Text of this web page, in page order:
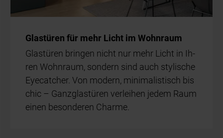
Glas­tü­ren für mehr Licht im Wohn­raum
Glas­tü­ren brin­gen nicht nur mehr Licht in Ih­
ren Wohn­raum, son­dern sind auch sty­li­sche
Eye­cat­cher. Von mo­dern, mi­ni­ma­lis­tisch bis
chic – Ganz­glas­tü­ren ver­lei­hen je­dem Raum
ei­nen be­son­de­ren Charme.